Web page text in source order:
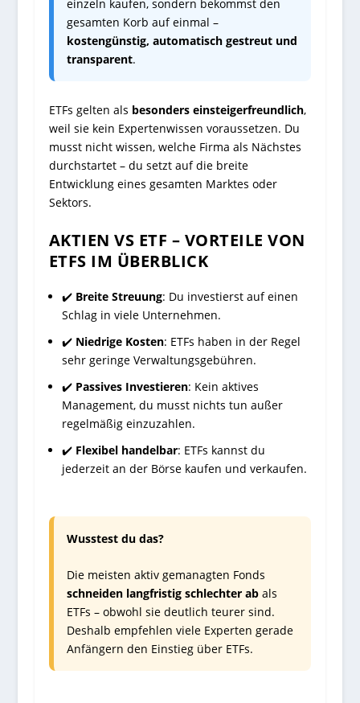
einzeln kaufen, sondern bekommst den
gesamten Korb auf einmal –
kostengünstig, automatisch gestreut und
transparent.
ETFs gelten als besonders einsteigerfreundlich,
weil sie kein Expertenwissen voraussetzen. Du
musst nicht wissen, welche Firma als Nächstes
durchstartet – du setzt auf die breite
Entwicklung eines gesamten Marktes oder
Sektors.
AKTIEN VS ETF – VORTEILE VON
ETFS IM ÜBERBLICK
✔️ Breite Streuung: Du investierst auf einen
Schlag in viele Unternehmen.
✔️ Niedrige Kosten: ETFs haben in der Regel
sehr geringe Verwaltungsgebühren.
✔️ Passives Investieren: Kein aktives
Management, du musst nichts tun außer
regelmäßig einzuzahlen.
✔️ Flexibel handelbar: ETFs kannst du
jederzeit an der Börse kaufen und verkaufen.
Wusstest du das?
Die meisten aktiv gemanagten Fonds
schneiden langfristig schlechter abals
ETFs – obwohl sie deutlich teurer sind.
Deshalb empfehlen viele Experten gerade
Anfängern den Einstieg über ETFs.